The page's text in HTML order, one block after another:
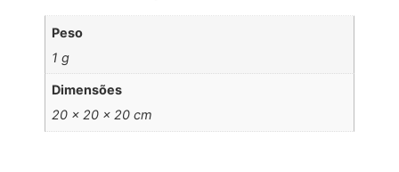
Peso
1 g
Dimensões
20 × 20 × 20 cm